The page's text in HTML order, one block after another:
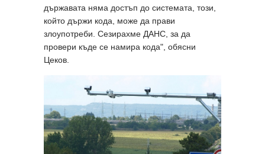
държавата няма достъп до системата, този,
който държи кода, може да прави
злоупотреби. Сезирахме ДАНС, за да
провери къде се намира кода", обясни
Цеков.